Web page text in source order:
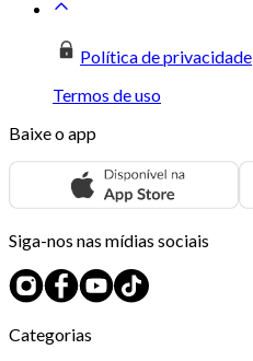
Política de privacidade
Termos de uso
Baixe o app
Siga-nos nas mídias sociais
Categorias